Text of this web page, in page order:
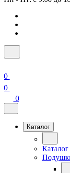
0
0
0
Каталог
Каталог